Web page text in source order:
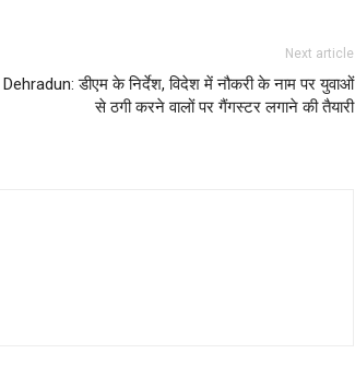
Next article
Dehradun: डीएम के निर्देश, विदेश में नौकरी के नाम पर युवाओं
से ठगी करने वालों पर गैंगस्टर लगाने की तैयारी